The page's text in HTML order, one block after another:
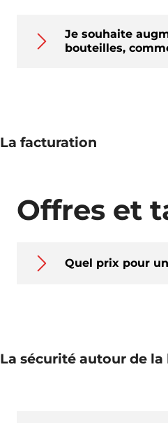
Je souhaite
bouteilles,
La facturation
Offres et
Quel prix pour
La sécurité autour de